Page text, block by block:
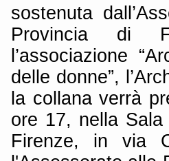
sostenuta
Provincia di
l’associazione
delle donne”,
la collana verrà
ore 17, nella
Firenze, in via